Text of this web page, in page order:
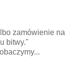
zamówienie na
bitwy."